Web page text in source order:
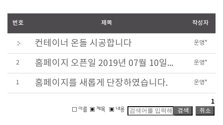
번호 제목 작성자
컨테이너 온돌 시공합니다 운영*
2 홈페이지 오픈일 2019년 07월 10일입니다. 운영*
1 홈페이지를 새롭게 단장하였습니다. 운영*
1